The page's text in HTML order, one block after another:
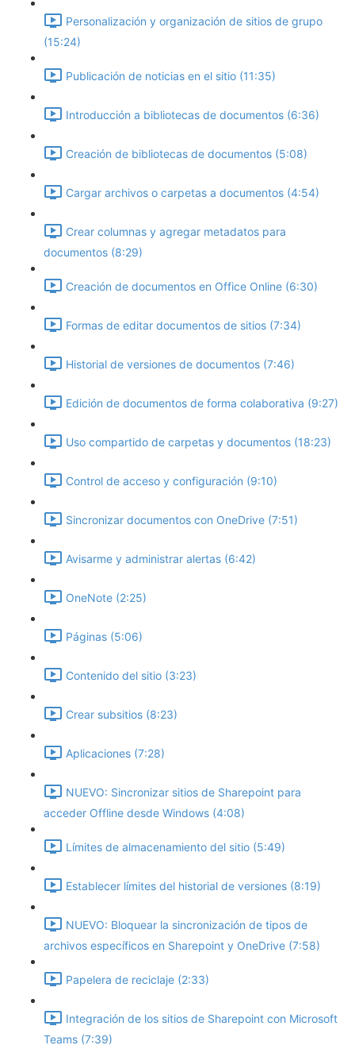
Personalización y organización de sitios de grupo
(15:24)
Publicación de noticias en el sitio (11:35)
Introducción a bibliotecas de documentos (6:36)
Creación de bibliotecas de documentos (5:08)
Cargar archivos o carpetas a documentos (4:54)
Crear columnas y agregar metadatos para
documentos (8:29)
Creación de documentos en Office Online (6:30)
Formas de editar documentos de sitios (7:34)
Historial de versiones de documentos (7:46)
Edición de documentos de forma colaborativa (9:27)
Uso compartido de carpetas y documentos (18:23)
Control de acceso y configuración (9:10)
Sincronizar documentos con OneDrive (7:51)
Avisarme y administrar alertas (6:42)
OneNote (2:25)
Páginas (5:06)
Contenido del sitio (3:23)
Crear subsitios (8:23)
Aplicaciones (7:28)
NUEVO: Sincronizar sitios de Sharepoint para
acceder Offline desde Windows (4:08)
Límites de almacenamiento del sitio (5:49)
Establecer límites del historial de versiones (8:19)
NUEVO: Bloquear la sincronización de tipos de
archivos específicos en Sharepoint y OneDrive (7:58)
Papelera de reciclaje (2:33)
Integración de los sitios de Sharepoint con Microsoft
Teams (7:39)